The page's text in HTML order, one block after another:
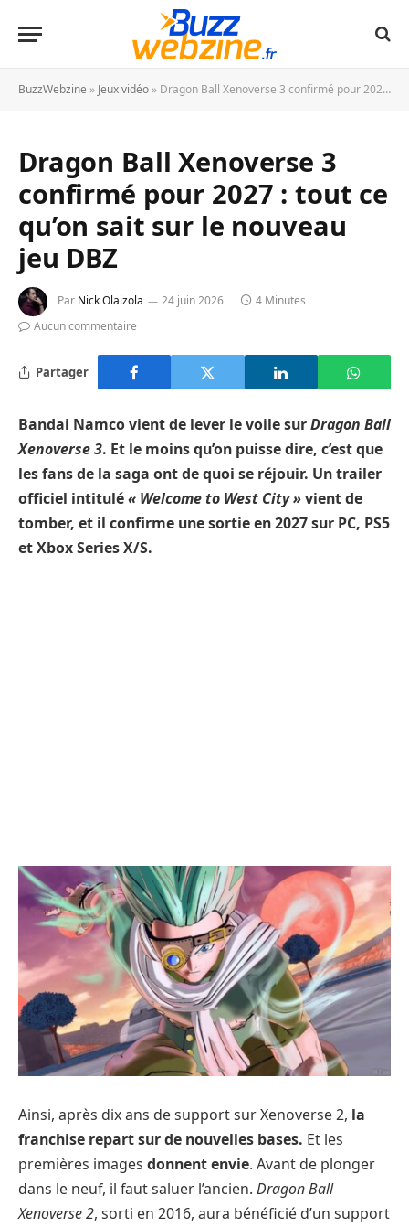
BuzzWebzine » Jeux vidéo » Dragon Ball Xenoverse 3 confirmé pour 2027 : tout ce qu’on sait sur le nouveau jeu DBZ
Dragon Ball Xenoverse 3
confirmé pour 2027 : tout ce
qu’on sait sur le nouveau
jeu DBZ
Par Nick Olaizola 24 juin 2026
4 Minutes
Aucun commentaire
Partager
Bandai Namco vient de lever le voile surDragon Ball
Xenoverse 3. Et le moins qu’on puisse dire, c’est que
les fans de la saga ont de quoi se réjouir. Un trailer
officiel intitulé« Welcome to West City »vient de
tomber, et il confirme une sortie en 2027 sur PC, PS5
et Xbox Series X/S.
Ainsi, après dix ans de support sur Xenoverse 2, la
franchise repart sur de nouvelles bases. Et les
premières images donnent envie. Avant de plonger
dans le neuf, il faut saluer l’ancien. Dragon Ball
Xenoverse 2, sorti en 2016, aura bénéficié d’un support